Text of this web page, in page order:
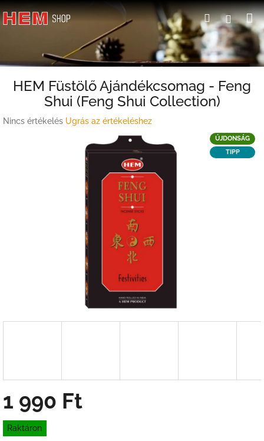
Ugrás
a
Keresés
HEM Füstölő Ajándékcsomag - Feng
Shui (Feng Shui Collection)
A
Nincs értékelés Ugrás az értékeléshez
ÚJDONSÁG
TIPP
1 990 Ft
Egységár:
Raktáron